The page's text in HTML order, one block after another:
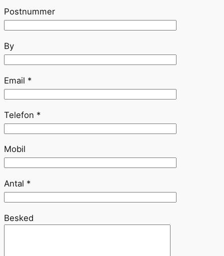
Postnummer
By
Email *
Telefon *
Mobil
Antal *
Besked